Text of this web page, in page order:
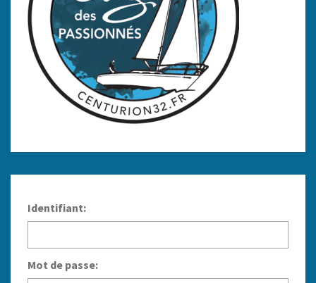
Identifiant:
Mot de passe: